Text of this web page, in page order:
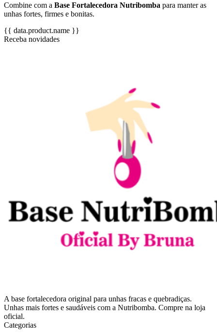
Combine com a Base Fortalecedora Nutribomba para manter as
unhas fortes, firmes e bonitas.
{{ data.product.name }}
Receba novidades
A base fortalecedora original para unhas fracas e quebradiças.
Unhas mais fortes e saudáveis com a Nutribomba. Compre na loja
oficial.
Categorias